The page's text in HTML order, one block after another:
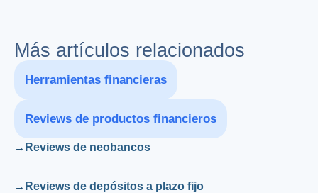
Más artículos relacionados
Herramientas financieras
Reviews de productos financieros
Reviews de neobancos
Reviews de depósitos a plazo fijo